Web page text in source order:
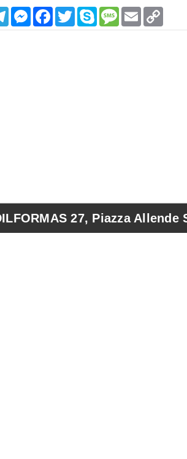
TelegramMessenger
Facebook
TwitterSkypeMessage
Email
27, Piazza Allende